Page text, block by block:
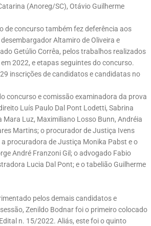
(Anoreg/SC), Otávio Guilherme
de concurso também fez deferência aos
Altamiro de Oliveira e
Getúlio Corrêa, pelos trabalhos realizados
2022, e etapas seguintes do concurso.
inscrições de candidatos e candidatas no
concurso e comissão examinadora da prova
Luís Paulo Dal Pont Lodetti, Sabrina
Mara Luz, Maximiliano Losso Bunn, Andréia
Martins; o procurador de Justiça Ivens
a procuradora de Justiça Monika Pabst e o
André Franzoni Gil; o advogado Fabio
Lucia Dal Pont; e o tabelião Guilherme
pelos demais candidatos e
Zenildo Bodnar foi o primeiro colocado
n. 15/2022. Aliás, este foi o quinto